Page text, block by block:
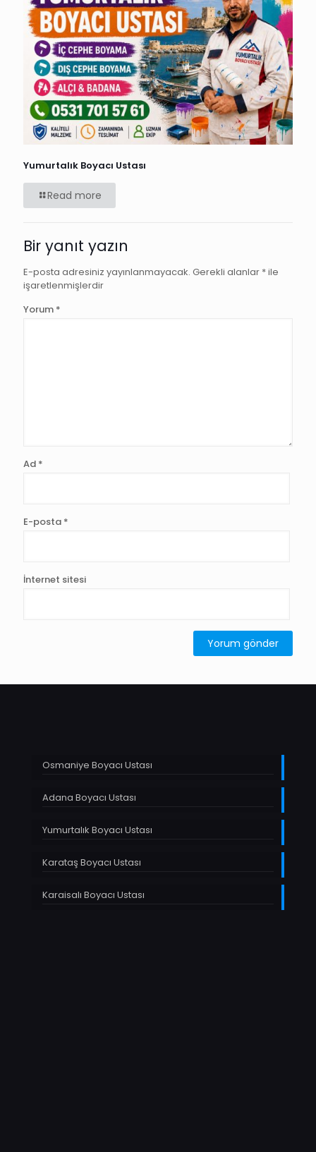
Yumurtalık Boyacı Ustası
Read more
Bir yanıt yazın
E-posta adresiniz yayınlanmayacak. Gerekli alanlar *ile
işaretlenmişlerdir
Yorum *
Ad *
E-posta *
İnternet sitesi
Osmaniye Boyacı Ustası
Adana Boyacı Ustası
Yumurtalık Boyacı Ustası
Karataş Boyacı Ustası
Karaisalı Boyacı Ustası